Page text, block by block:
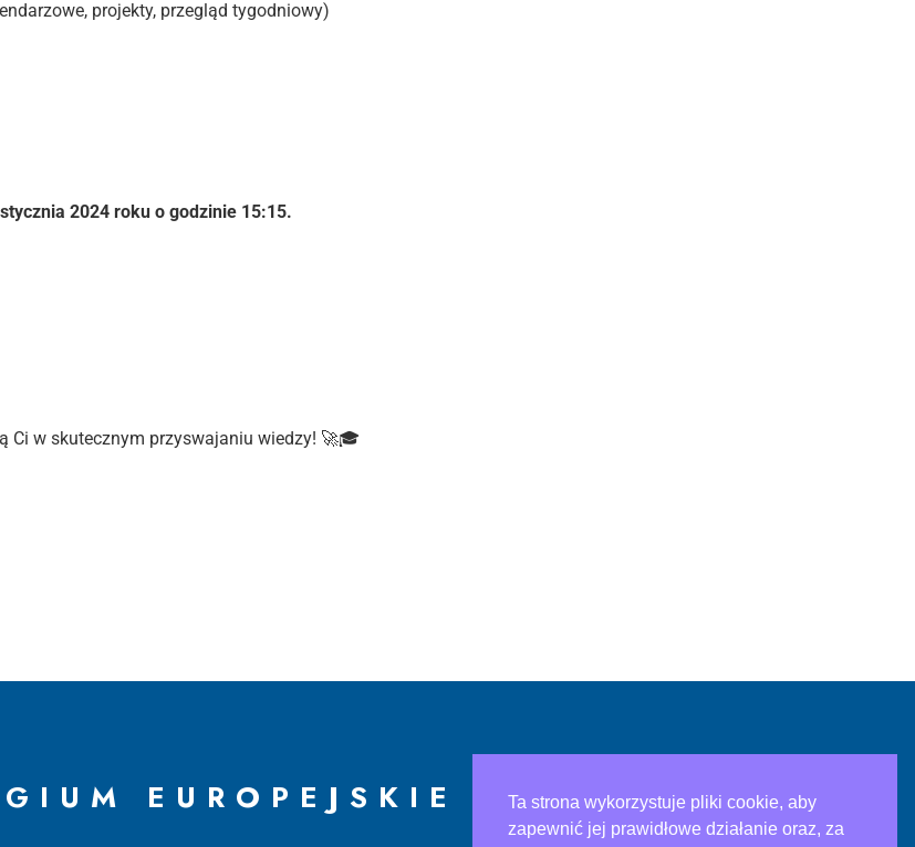
projekty, przegląd tygodniowy)
2024 roku o godzinie 15:15.
Ci w skutecznym przyswajaniu wiedzy! 🚀🎓
EUROPEJSKIE
Ta strona wykorzystuje pliki cookie, aby
zapewnić jej prawidłowe działanie oraz, za